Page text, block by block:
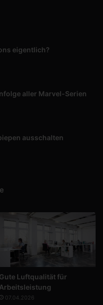
eigentlich?
aller Marvel-Serien
ausschalten
Gute Luftqualität für
Arbeitsleistung
07.04.2026